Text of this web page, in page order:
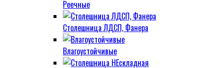
Реечные
Столешница ЛДСП, Фанера
Влагоустойчивые